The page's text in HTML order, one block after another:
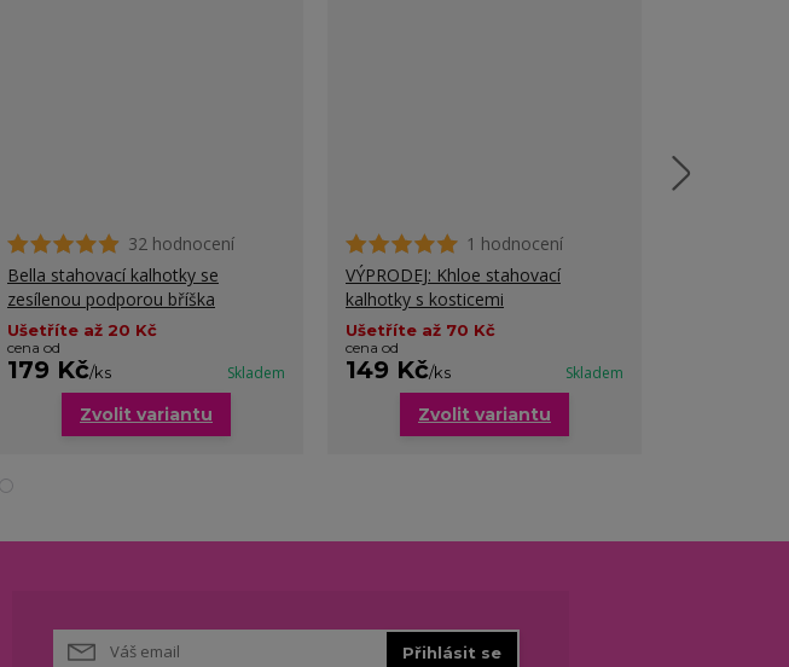
32 hodnocení
Bella stahovací kalhotky se
zesílenou podporou bříška
Ušetříte až 20 Kč
cena od
179 Kč/ks Skladem
Zvolit variantu
1 hodnocení
VÝPRODEJ: Khloe stahovací
kalhotky s kosticemi
Ušetříte až 70 Kč
cena od
149 Kč/ks Skladem
Zvolit variantu
Přihlásit se